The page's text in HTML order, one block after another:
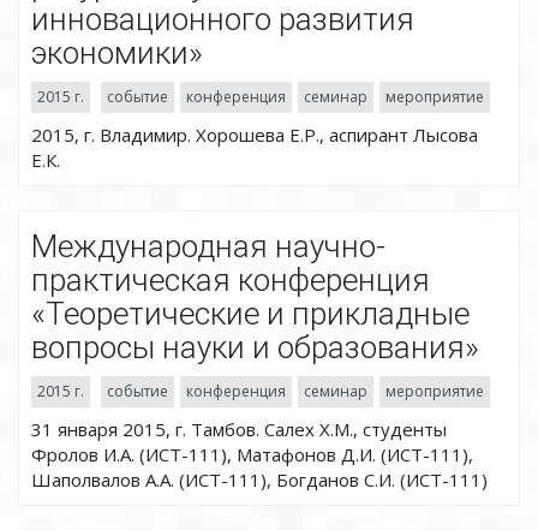
инновационного развития
экономики»
2015 г. событие конференция семинар мероприятие
2015, г. Владимир. Хорошева Е.Р., аспирант Лысова
Е.К.
Международная научно-
практическая конференция
«Теоретические и прикладные
вопросы науки и образования»
2015 г. событие конференция семинар мероприятие
31 января 2015, г. Тамбов. Салех Х.М., студенты
Фролов И.А. (ИСТ-111), Матафонов Д.И. (ИСТ-111),
Шаполвалов А.А. (ИСТ-111), Богданов С.И. (ИСТ-111)